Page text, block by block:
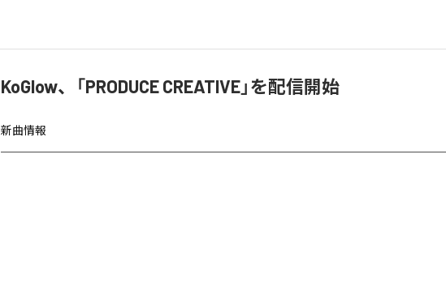
KoGlow、「PRODUCE CREATIVE」を配信開始
新曲情報